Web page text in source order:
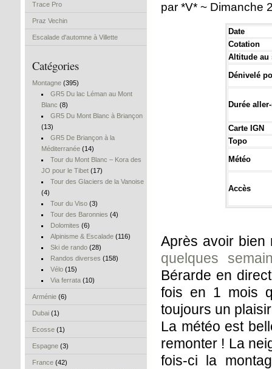
Trace Pro
Praz Vechin
Escalade d'automne à Villette
Catégories
Montagne (395)
GR5 Du lac Léman au Mont
Blanc (8)
GR5 Du Mont Blanc à Briançon
(13)
GR5 De Briançon à la
Méditerranée (14)
Tour du Mont Blanc – Kora des
JO pour le Tibet (17)
Tour des Glaciers de la Vanoise
(4)
Tour du Viso(3)
Tour des Baronnies (4)
Dolomites (6)
Alpinisme & Escalade(116)
Ski de rando(28)
Randos diverses (158)
Vélo(15)
Via ferrata(10)
Arménie (6)
Dubai (1)
Ecosse (1)
Espagne (3)
France (42)
par *V* ~ Dimanche
Date
Cotation
Altitude au
Dénivelé
Durée
Carte IGN
Topo
Météo
Accès
Après avoir
quelques
Bérarde en
fois en 1 mois
toujours un
La météo est
remonter ! La
fois-ci la